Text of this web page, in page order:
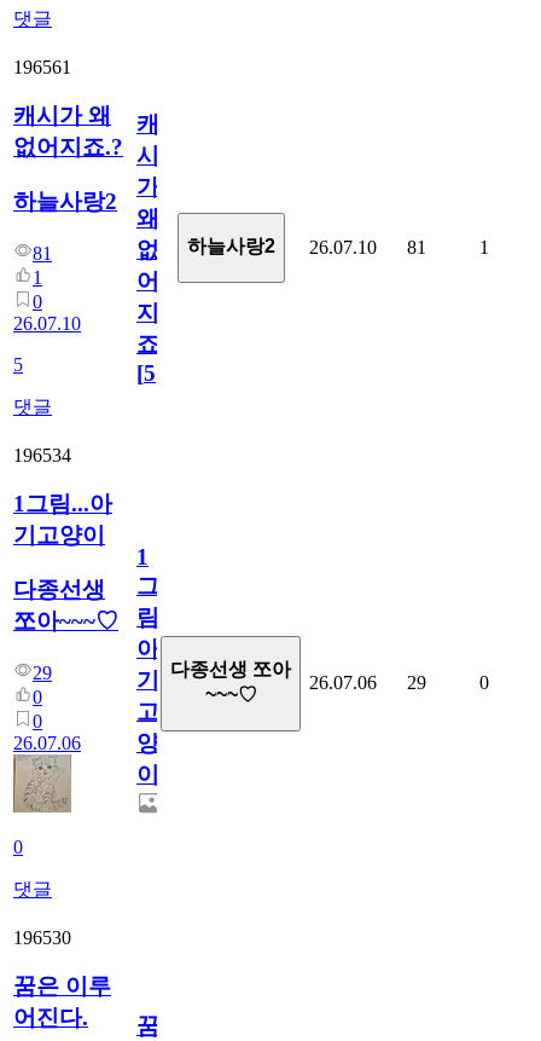
댓글
196561
캐시가 왜
없어지죠.?
하늘사랑2
81
1
0
26.07.10
5
댓글
캐
시
가
왜
없
어
지
죠.?
[5]
하늘사랑2 26.07.10 81 1
196534
1그림...아
기고양이
다종선생
쪼아~~~♡
29
0
0
26.07.06
0
댓글
1
그
림...
아
기
고
양
이
다종선생 쪼아
~~~♡
26.07.06 29 0
196530
꿈은 이루
어진다.
꿈